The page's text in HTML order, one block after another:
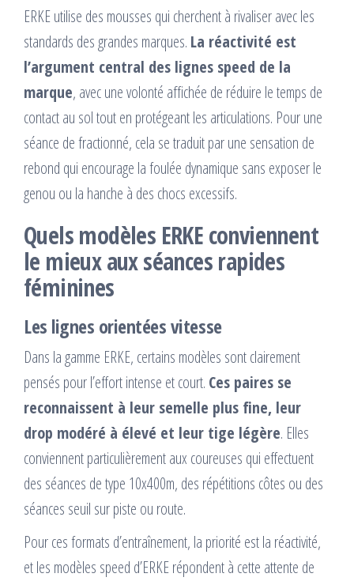
ERKE utilise des mousses qui cherchent à rivaliser avec les
standards des grandes marques. La réactivité est
l’argument central des lignes speed de la
marque, avec une volonté affichée de réduire le temps de
contact au sol tout en protégeant les articulations. Pour une
séance de fractionné, cela se traduit par une sensation de
rebond qui encourage la foulée dynamique sans exposer le
genou ou la hanche à des chocs excessifs.
Quels modèles ERKE conviennent
le mieux aux séances rapides
féminines
Les lignes orientées vitesse
Dans la gamme ERKE, certains modèles sont clairement
pensés pour l’effort intense et court. Ces paires se
reconnaissent à leur semelle plus fine, leur
drop modéré à élevé et leur tige légère. Elles
conviennent particulièrement aux coureuses qui effectuent
des séances de type 10x400m, des répétitions côtes ou des
séances seuil sur piste ou route.
Pour ces formats d’entraînement, la priorité est la réactivité,
et les modèles speed d’ERKE répondent à cette attente de